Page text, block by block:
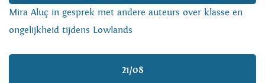
Mira Aluç in gesprek met andere auteurs over klasse en
ongelijkheid tijdens Lowlands
21/08